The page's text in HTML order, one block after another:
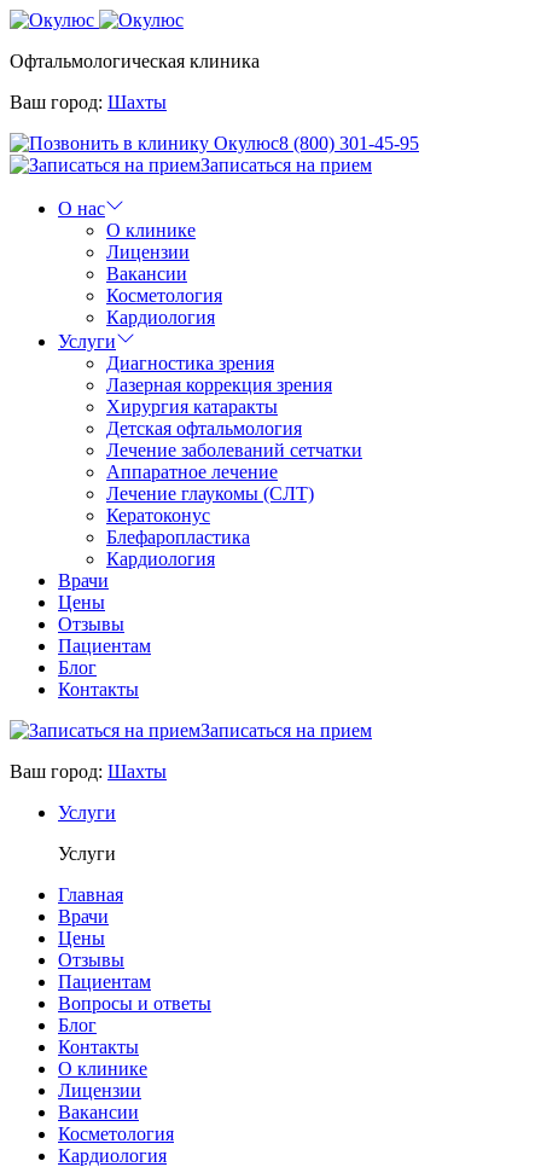
Офтальмологическая клиника
Ваш город: Шахты
8 (800) 301-45-95
Записаться на прием
О нас
О клинике
Лицензии
Вакансии
Косметология
Кардиология
Услуги
Диагностика зрения
Лазерная коррекция зрения
Хирургия катаракты
Детская офтальмология
Лечение заболеваний сетчатки
Аппаратное лечение
Лечение глаукомы (СЛТ)
Кератоконус
Блефаропластика
Кардиология
Врачи
Цены
Отзывы
Пациентам
Блог
Контакты
Записаться на прием
Ваш город: Шахты
Услуги
Услуги
Главная
Врачи
Цены
Отзывы
Пациентам
Вопросы и ответы
Блог
Контакты
О клинике
Лицензии
Вакансии
Косметология
Кардиология